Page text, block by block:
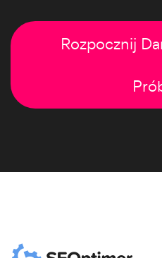
Rozpocznij